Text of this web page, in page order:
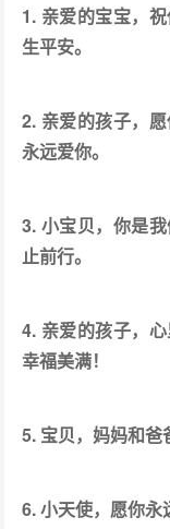
1. 亲爱的宝宝，
生平安。
2. 亲爱的孩子，
永远爱你。
3. 小宝贝，你是
止前行。
4. 亲爱的孩子，
幸福美满！
5. 宝贝，妈妈和爸
6. 小天使，愿你永